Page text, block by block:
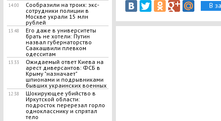
14:00
Сообразили на троих: экс-
сотрудники полиции в
Москве украли 15 млн
рублей
13:48
Его даже в университеты
брать не хотели: Путин
назвал губернаторство
Саакашвили плевком
одесситам
13:33
Ожидаемый ответ Киева на
арест диверсантов: ФСБ в
Крыму "назначает"
шпионами и подрывниками
бывших украинских военных
12:38
Шокирующее убийство в
Иркутской области:
подросток перерезал горло
однокласснику и спрятал
тело
В